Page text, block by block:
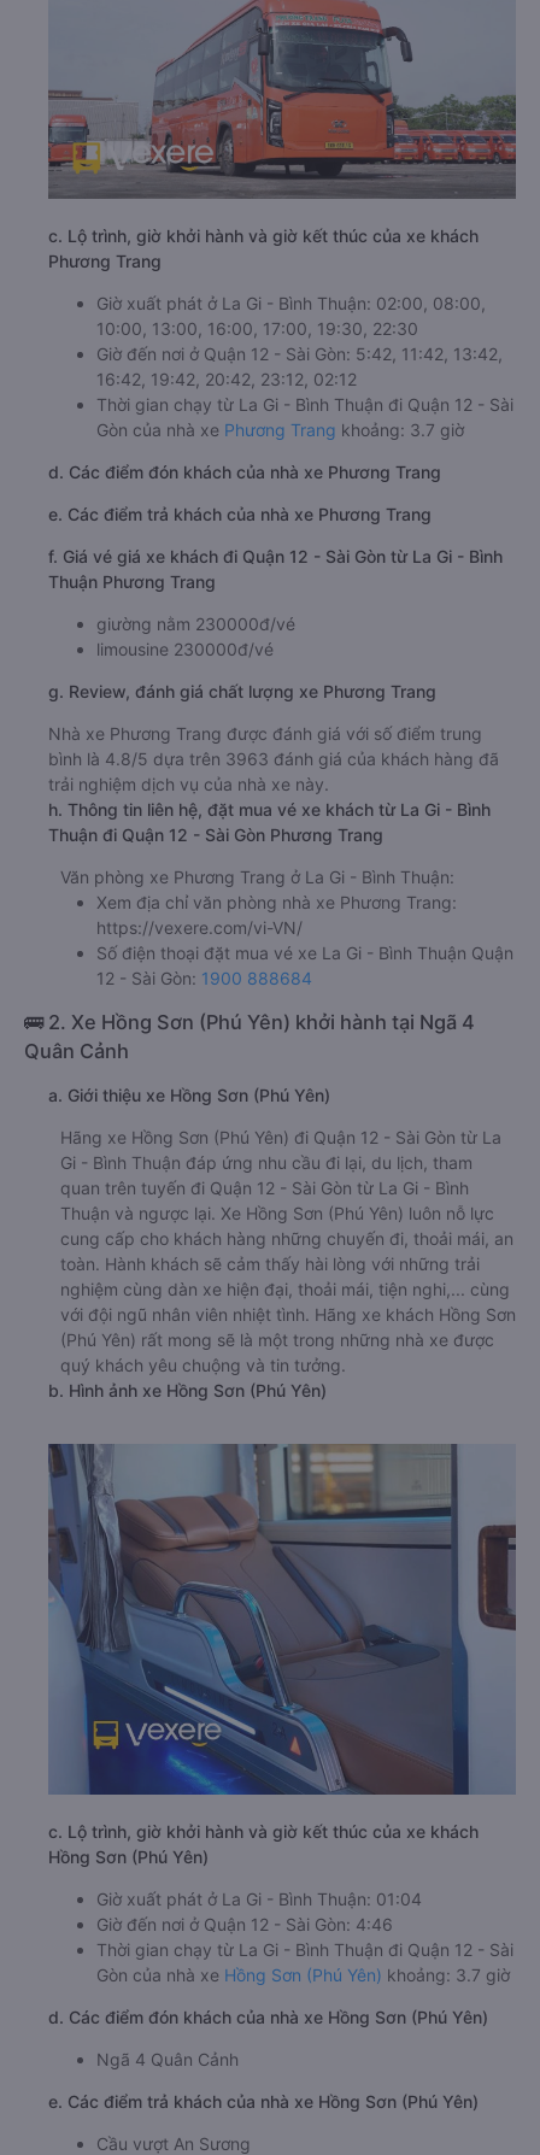
c. Lộ trình, giờ khởi hành và giờ kết thúc của xe khách
Phương Trang
Giờ xuất phát ở La Gi - Bình Thuận: 02:00, 08:00,
10:00, 13:00, 16:00, 17:00, 19:30, 22:30
Giờ đến nơi ở Quận 12 - Sài Gòn: 5:42, 11:42, 13:42,
16:42, 19:42, 20:42, 23:12, 02:12
Thời gian chạy từ La Gi - Bình Thuận đi Quận 12 - Sài
Gòn của nhà xe Phương Trang khoảng: 3.7 giờ
d. Các điểm đón khách của nhà xe Phương Trang
e. Các điểm trả khách của nhà xe Phương Trang
f. Giá vé giá xe khách đi Quận 12 - Sài Gòn từ La Gi - Bình
Thuận Phương Trang
giường nằm 230000đ/vé
limousine 230000đ/vé
g. Review, đánh giá chất lượng xe Phương Trang
Nhà xe Phương Trang được đánh giá với số điểm trung
bình là 4.8/5 dựa trên 3963 đánh giá của khách hàng đã
trải nghiệm dịch vụ của nhà xe này.
h. Thông tin liên hệ, đặt mua vé xe khách từ La Gi - Bình
Thuận đi Quận 12 - Sài Gòn Phương Trang
Văn phòng xe Phương Trang ở La Gi - Bình Thuận:
Xem địa chỉ văn phòng nhà xe Phương Trang:
https://vexere.com/vi-VN/
Số điện thoại đặt mua vé xe La Gi - Bình Thuận Quận
12 - Sài Gòn: 1900 888684
🚌 2. Xe Hồng Sơn (Phú Yên) khởi hành tại Ngã 4
Quân Cảnh
a. Giới thiệu xe Hồng Sơn (Phú Yên)
Hãng xe Hồng Sơn (Phú Yên) đi Quận 12 - Sài Gòn từ La
Gi - Bình Thuận đáp ứng nhu cầu đi lại, du lịch, tham
quan trên tuyến đi Quận 12 - Sài Gòn từ La Gi - Bình
Thuận và ngược lại. Xe Hồng Sơn (Phú Yên) luôn nỗ lực
cung cấp cho khách hàng những chuyến đi, thoải mái, an
toàn. Hành khách sẽ cảm thấy hài lòng với những trải
nghiệm cùng dàn xe hiện đại, thoải mái, tiện nghi,... cùng
với đội ngũ nhân viên nhiệt tình. Hãng xe khách Hồng Sơn
(Phú Yên) rất mong sẽ là một trong những nhà xe được
quý khách yêu chuộng và tin tưởng.
b. Hình ảnh xe Hồng Sơn (Phú Yên)
c. Lộ trình, giờ khởi hành và giờ kết thúc của xe khách
Hồng Sơn (Phú Yên)
Giờ xuất phát ở La Gi - Bình Thuận: 01:04
Giờ đến nơi ở Quận 12 - Sài Gòn: 4:46
Thời gian chạy từ La Gi - Bình Thuận đi Quận 12 - Sài
Gòn của nhà xe Hồng Sơn (Phú Yên) khoảng: 3.7 giờ
d. Các điểm đón khách của nhà xe Hồng Sơn (Phú Yên)
Ngã 4 Quân Cảnh
e. Các điểm trả khách của nhà xe Hồng Sơn (Phú Yên)
Cầu vượt An Sương